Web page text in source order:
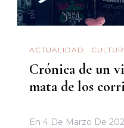
ACTUALIDAD
Crónica de un
mata de los
En 4 De Marzo De